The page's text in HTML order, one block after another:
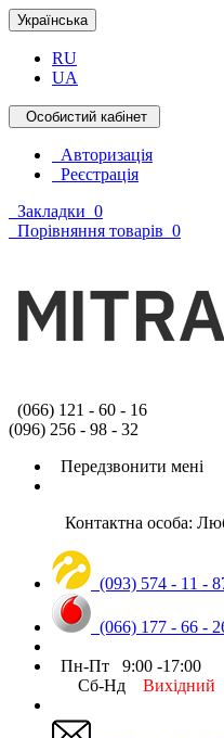
Українська
RU
UA
Особистий кабінет
Авторизація
Реєстрація
Закладки 0
Порівняння товарів 0
(066) 121 - 60 - 16
(096) 256 - 98 - 32
Передзвонити мені
Контактна особа:
(093) 574 - 11 -
(066) 177 - 66 -
Пн-Пт 9:00 -17:00
Сб-Нд Вихідний